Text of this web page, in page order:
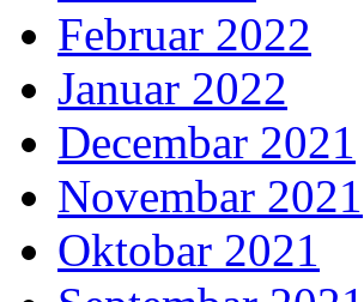
Februar 2022
Januar 2022
Decembar 2021
Novembar 2021
Oktobar 2021